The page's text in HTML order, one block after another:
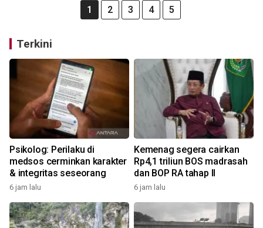
1 2 3 4 5
Terkini
Psikolog: Perilaku di
medsos cerminkan karakter
& integritas seseorang
6 jam lalu
Kemenag segera cairkan
Rp4,1 triliun BOS madrasah
dan BOP RA tahap II
6 jam lalu